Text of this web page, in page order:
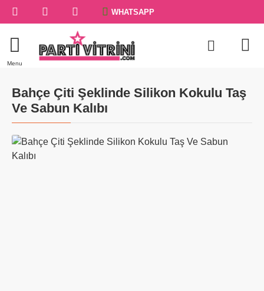
WHATSAPP
Bahçe Çiti Şeklinde Silikon Kokulu Taş
Ve Sabun Kalıbı